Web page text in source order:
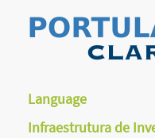
Language
Infraestrutura de